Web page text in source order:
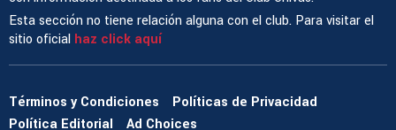
Esta sección no tiene relación alguna con el club. Para visitar el
sitio oficial haz click aquí
Términos y Condiciones
Políticas de Privacidad
Política Editorial
Ad Choices